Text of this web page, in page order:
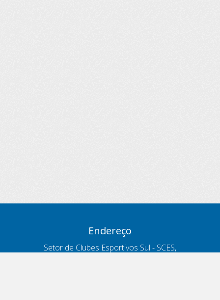
Endereço
Setor de Clubes Esportivos Sul - SCES,